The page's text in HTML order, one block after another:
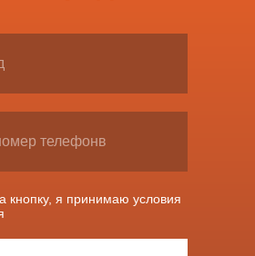
кнопку, я принимаю условия